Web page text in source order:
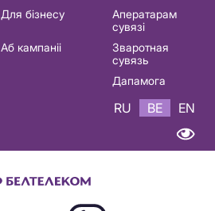
Для бізнесу
Аператарам
сувязі
Аб кампаніі
Зваротная
сувязь
Дапамога
RU BE EN